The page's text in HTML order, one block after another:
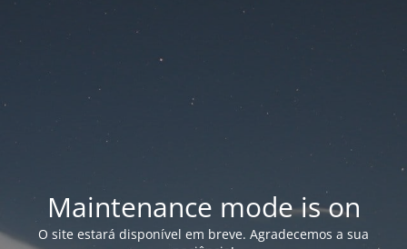
Maintenance mode is on
O site estará disponível em breve. Agradecemos a sua